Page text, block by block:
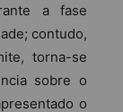
a fase
contudo,
torna-se
sobre o
o